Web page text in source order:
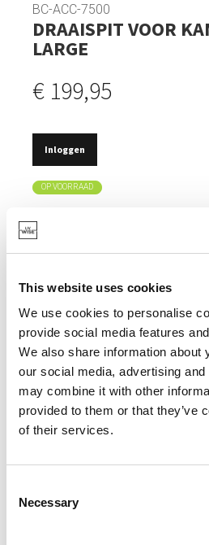
This website uses cookies
We use cookies to personalise
provide social media features
We also share information about
our social media, advertising
may combine it with other
provided to them or that they’ve
of their services.
Selection
Necessary
BC-ACC-7500
DRAAISPIT VOOR
LARGE
€ 199,95
Inloggen
OP VOORRAAD
DRAAISPIT SPECIAAL
SAPPIGE KIPPEN EN ANDERE
ELEKTRISCHE MOTOR VOOR
ROTATIE EN LANGDURIG
INCLUSIEF RING DIE
KAMADO VOOR OPTIMAAL
EFFICIËNT GAREN.